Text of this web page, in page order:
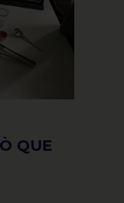
QUE